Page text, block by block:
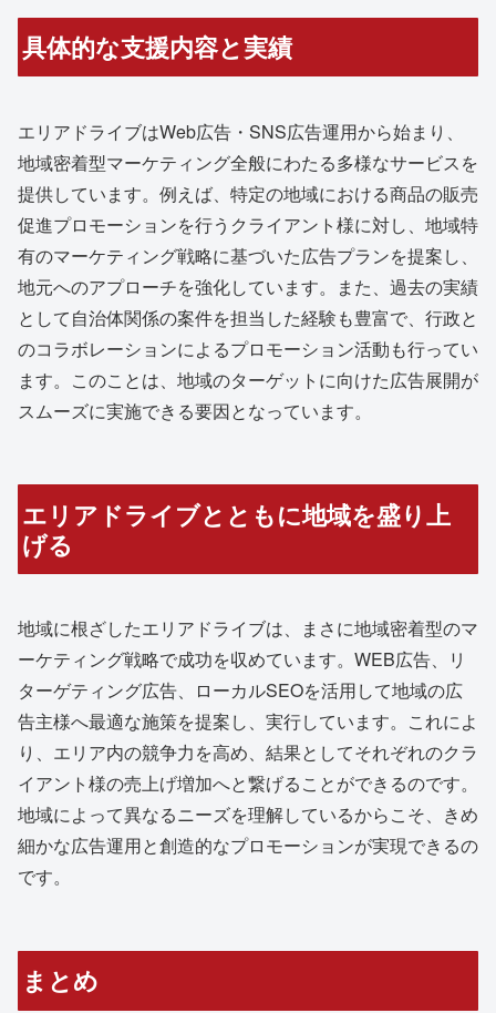
具体的な支援内容と実績
エリアドライブはWeb広告・SNS広告運用から始まり、
地域密着型マーケティング全般にわたる多様なサービスを
提供しています。例えば、特定の地域における商品の販売
促進プロモーションを行うクライアント様に対し、地域特
有のマーケティング戦略に基づいた広告プランを提案し、
地元へのアプローチを強化しています。また、過去の実績
として自治体関係の案件を担当した経験も豊富で、行政と
のコラボレーションによるプロモーション活動も行ってい
ます。このことは、地域のターゲットに向けた広告展開が
スムーズに実施できる要因となっています。
エリアドライブとともに地域を盛り上
げる
地域に根ざしたエリアドライブは、まさに地域密着型のマ
ーケティング戦略で成功を収めています。WEB広告、リ
ターゲティング広告、ローカルSEOを活用して地域の広
告主様へ最適な施策を提案し、実行しています。これによ
り、エリア内の競争力を高め、結果としてそれぞれのクラ
イアント様の売上げ増加へと繋げることができるのです。
地域によって異なるニーズを理解しているからこそ、きめ
細かな広告運用と創造的なプロモーションが実現できるの
です。
まとめ